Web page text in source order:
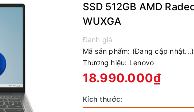
SSD 512GB AMD
WUXGA
Đánh giá
Mã sản phẩm: (Đang cập nhật...)
Thương hiệu: Lenovo
18.990.000₫
Kích thước: